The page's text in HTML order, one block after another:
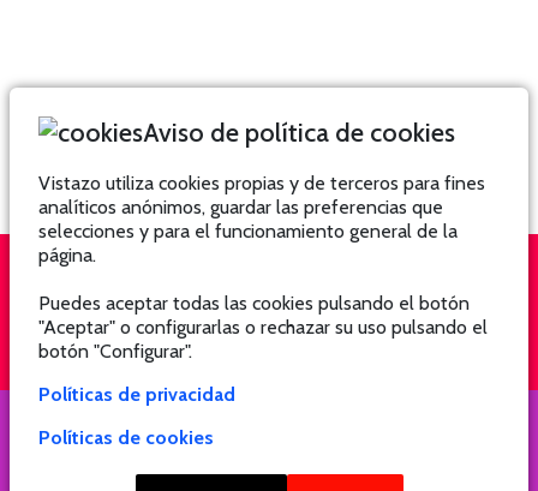
QUIÉNES SOMOS
Aviso de política de cookies
Vistazo utiliza cookies propias y de terceros para fines
analíticos anónimos, guardar las preferencias que
selecciones y para el funcionamiento general de la
página.
Puedes aceptar todas las cookies pulsando el botón
"Aceptar" o configurarlas o rechazar su uso pulsando el
botón "Configurar".
Políticas de privacidad
Políticas de cookies